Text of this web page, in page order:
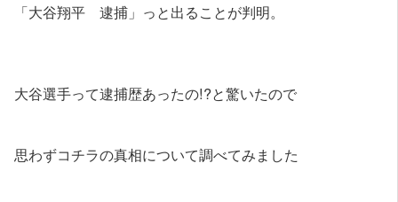
「大谷翔平 逮捕」っと出ることが判明。
大谷選手って逮捕歴あったの!?と驚いたので
思わずコチラの真相について調べてみました